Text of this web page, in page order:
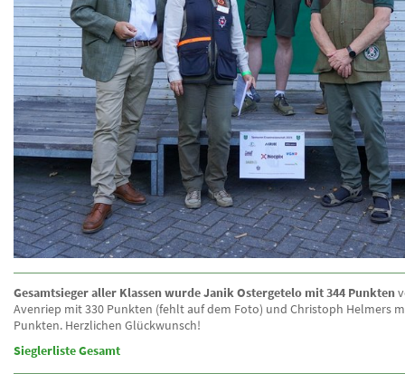
Gesamtsieger aller Klassen wurde Janik Ostergetelo mit 344 Punkten
Avenriep mit 330 Punkten (fehlt auf dem Foto) und Christoph Helmers
Punkten. Herzlichen Glückwunsch!
Sieglerliste Gesamt